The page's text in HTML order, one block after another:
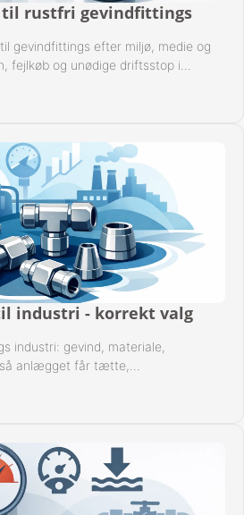
til rustfri gevindfittings
gevindfittings efter miljø, medie og
fejlkøb og unødige driftsstop i
industri - korrekt valg
industri: gevind, materiale,
anlægget får tætte,